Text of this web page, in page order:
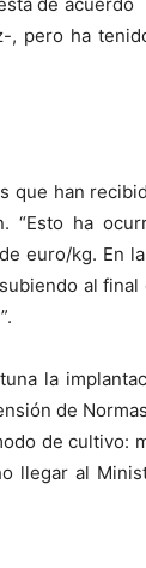
pero ha
que han
“Esto ha
euro/kg. En
al final
la
de
de cultivo:
llegar al